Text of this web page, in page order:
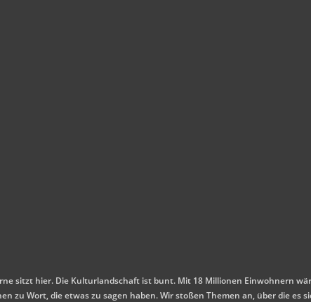
sitzt hier. Die Kulturlandschaft ist bunt. Mit 18 Millionen Einwohnern
zu Wort, die etwas zu sagen haben. Wir stoßen Themen an, über die es